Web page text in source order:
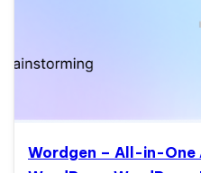
Wordgen – All-in-